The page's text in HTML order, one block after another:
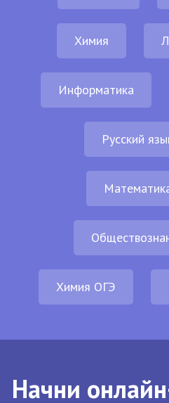
Химия
Информатика
Русский
Химия ОГЭ
Начни